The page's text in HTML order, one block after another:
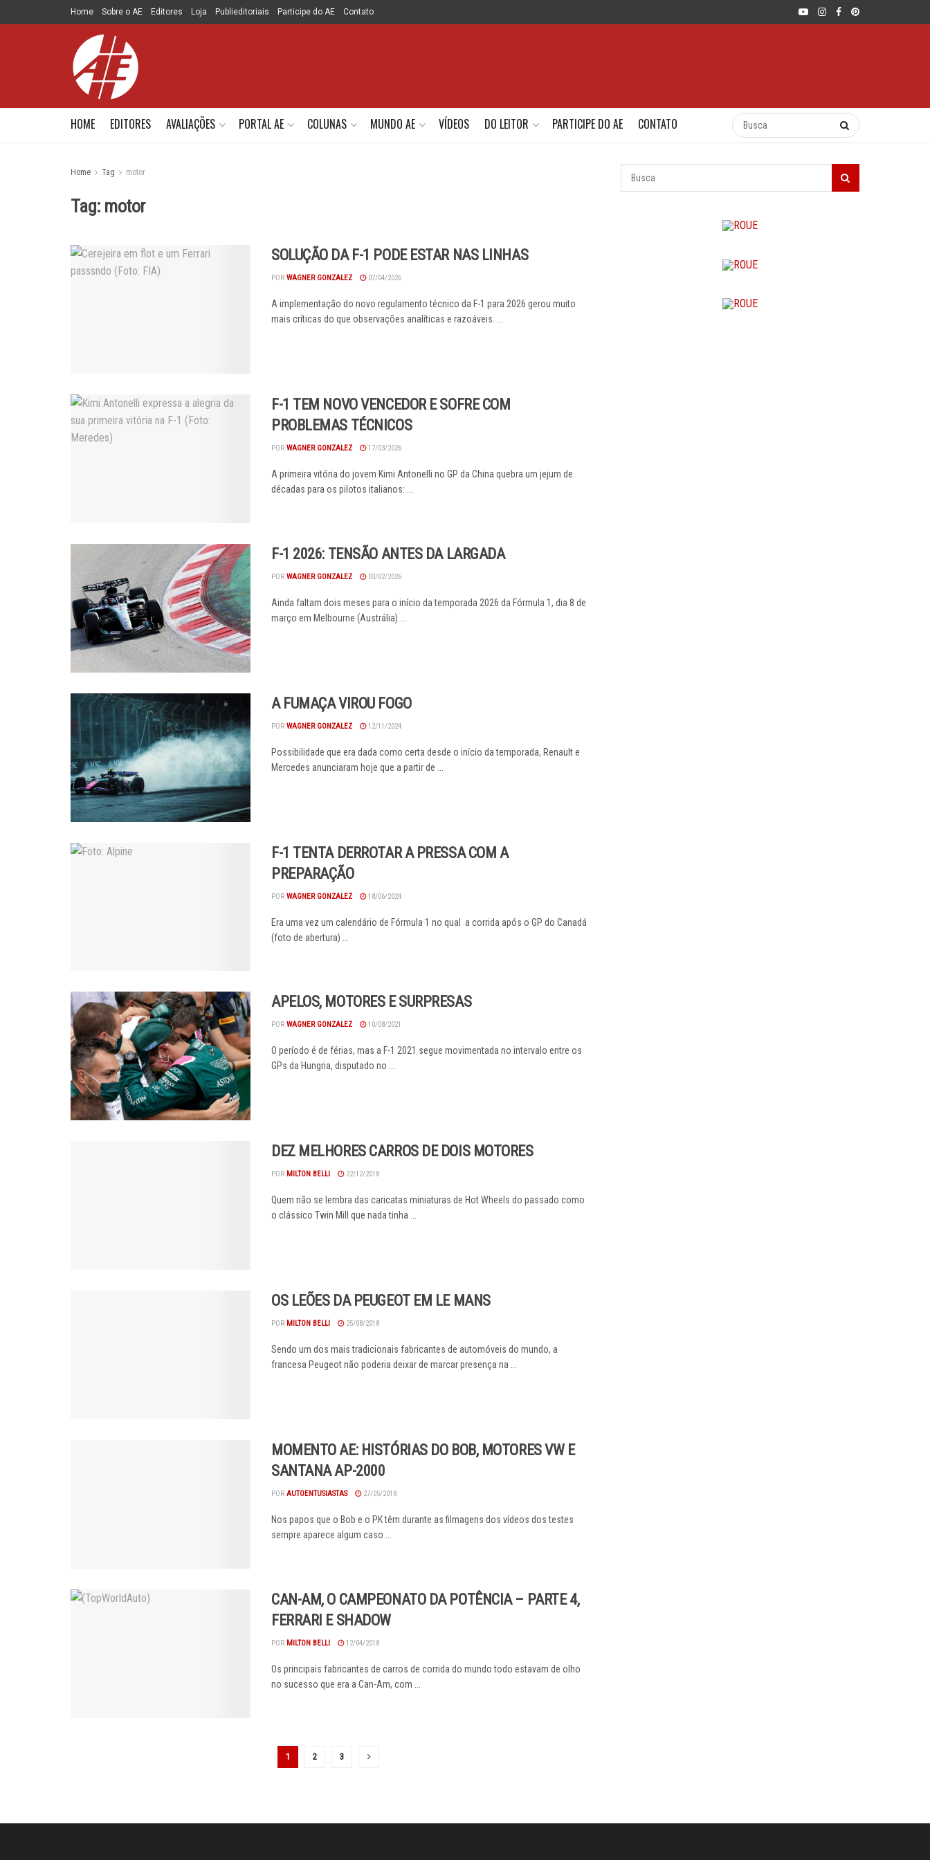
Home Sobre o AE Editores Loja Publieditoriais Participe do AE Contato
HOME EDITORES AVALIAÇÕES PORTAL AE COLUNAS MUNDO AE VÍDEOS DO LEITOR PARTICIPE DO AE CONTATO
Home Tag motor
Tag: motor
SOLUÇÃO DA F-1 PODE ESTAR NAS LINHAS
POR WAGNER GONZALEZ 07/04/2026
A implementação do novo regulamento técnico da F-1 para 2026 gerou muito
mais críticas do que observações analíticas e razoáveis. ...
F-1 TEM NOVO VENCEDOR E SOFRE COM
PROBLEMAS TÉCNICOS
POR WAGNER GONZALEZ 17/03/2026
A primeira vitória do jovem Kimi Antonelli no GP da China quebra um jejum de
décadas para os pilotos italianos: ...
F-1 2026: TENSÃO ANTES DA LARGADA
POR WAGNER GONZALEZ 03/02/2026
Ainda faltam dois meses para o início da temporada 2026 da Fórmula 1, dia 8 de
março em Melbourne (Austrália) ...
A FUMAÇA VIROU FOGO
POR WAGNER GONZALEZ 12/11/2024
Possibilidade que era dada como certa desde o início da temporada, Renault e
Mercedes anunciaram hoje que a partir de ...
F-1 TENTA DERROTAR A PRESSA COM A
PREPARAÇÃO
POR WAGNER GONZALEZ 18/06/2024
Era uma vez um calendário de Fórmula 1 no qual a corrida após o GP do Canadá
(foto de abertura) ...
APELOS, MOTORES E SURPRESAS
POR WAGNER GONZALEZ 10/08/2021
O período é de férias, mas a F-1 2021 segue movimentada no intervalo entre os
GPs da Hungria, disputado no ...
DEZ MELHORES CARROS DE DOIS MOTORES
POR MILTON BELLI 22/12/2018
Quem não se lembra das caricatas miniaturas de Hot Wheels do passado como
o clássico Twin Mill que nada tinha ...
OS LEÕES DA PEUGEOT EM LE MANS
POR MILTON BELLI 25/08/2018
Sendo um dos mais tradicionais fabricantes de automóveis do mundo, a
francesa Peugeot não poderia deixar de marcar presença na ...
MOMENTO AE: HISTÓRIAS DO BOB, MOTORES VW E
SANTANA AP-2000
POR AUTOENTUSIASTAS 27/05/2018
Nos papos que o Bob e o PK têm durante as filmagens dos vídeos dos testes
sempre aparece algum caso ...
CAN-AM, O CAMPEONATO DA POTÊNCIA – PARTE 4,
FERRARI E SHADOW
POR MILTON BELLI 12/04/2018
Os principais fabricantes de carros de corrida do mundo todo estavam de olho
no sucesso que era a Can-Am, com ...
1 2 3